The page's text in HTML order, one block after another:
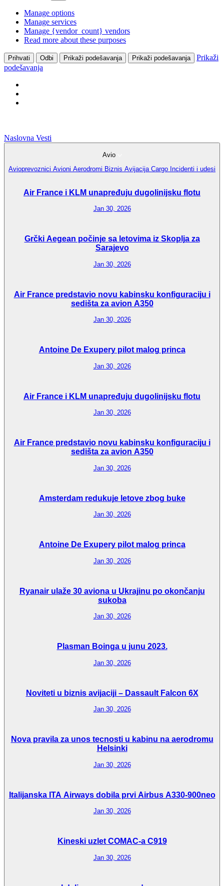
Manage options
Manage services
Manage {vendor_count} vendors
Read more about these purposes
Prihvati Odbi Prikaži podešavanja Prikaži podešavanja
Prikaži
podešavanja
Naslovna Vesti
Avio
Avioprevoznici Avioni Aerodromi Biznis Avijacija Cargo Incidenti i udesi
Air France i KLM unapređuju dugolinijsku flotu
Jan 30, 2026
Grčki Aegean počinje sa letovima iz Skoplja za
Sarajevo
Jan 30, 2026
Air France predstavio novu kabinsku konfiguraciju i
sedišta za avion A350
Jan 30, 2026
Antoine De Exupery pilot malog princa
Jan 30, 2026
Air France i KLM unapređuju dugolinijsku flotu
Jan 30, 2026
Air France predstavio novu kabinsku konfiguraciju i
sedišta za avion A350
Jan 30, 2026
Amsterdam redukuje letove zbog buke
Jan 30, 2026
Antoine De Exupery pilot malog princa
Jan 30, 2026
Ryanair ulaže 30 aviona u Ukrajinu po okončanju
sukoba
Jan 30, 2026
Plasman Boinga u junu 2023.
Jan 30, 2026
Noviteti u biznis avijaciji – Dassault Falcon 6X
Jan 30, 2026
Nova pravila za unos tecnosti u kabinu na aerodromu
Helsinki
Jan 30, 2026
Italijanska ITA Airways dobila prvi Airbus A330-900neo
Jan 30, 2026
Kineski uzlet COMAC-a C919
Jan 30, 2026